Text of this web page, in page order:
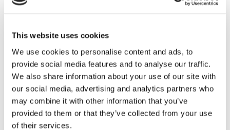
This website uses cookies
We use cookies to personalise content and ads, to
provide social media features and to analyse our traffic.
We also share information about your use of our site with
our social media, advertising and analytics partners who
may combine it with other information that you’ve
provided to them or that they’ve collected from your use
of their services.
varierande behov och hur städningen utförs
och garanti på samtliga av våra tjänster är ni
alltid i trygga händer och med möjlighet att
nyttja ert RUT-avdrag blir hjälpen en än mer
lönsam investering.
Ge er själva en smidigare flytt och låt oss sköta
städningen så kan ni lägga er tid på att komma
tillrätta.